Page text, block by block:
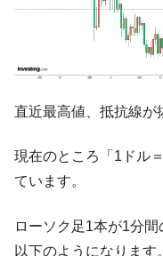
ン』1人当たり賠償10
『Money1』 韓国で
『Money1』
韓国型
『Money1』
【対日
は韓国で『BYD』車は
直近最高値、抵抗線が
現在のところ「1ドル＝
ています。
ローソク足1本が1分
以下のようになります。